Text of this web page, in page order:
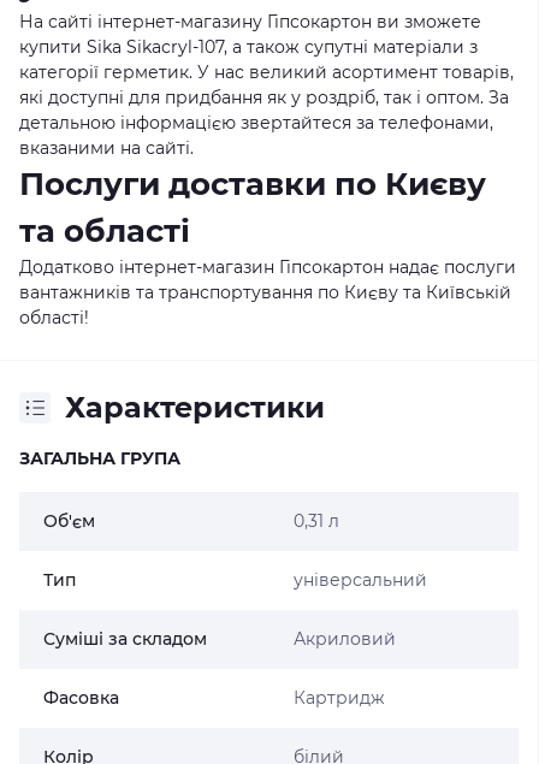
На сайті інтернет-магазину Гіпсокартон ви зможете
купити Sika Sikacryl-107, а також супутні матеріали з
категорії герметик. У нас великий асортимент товарів,
які доступні для придбання як у роздріб, так і оптом. За
детальною інформацією звертайтеся за телефонами,
вказаними на сайті.
Послуги доставки по Києву
та області
Додатково інтернет-магазин Гіпсокартон надає послуги
вантажників та транспортування по Києву та Київській
області!
Характеристики
ЗАГАЛЬНА ГРУПА
Об'єм 0,31 л
Тип універсальний
Суміші за складом Акриловий
Фасовка Картридж
Колір білий